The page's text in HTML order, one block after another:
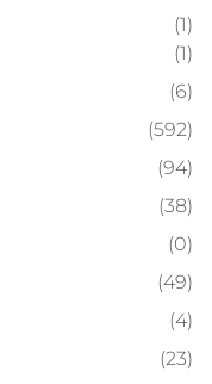
(1)
(1)
(6)
(592)
(94)
(38)
(0)
(49)
(4)
(23)